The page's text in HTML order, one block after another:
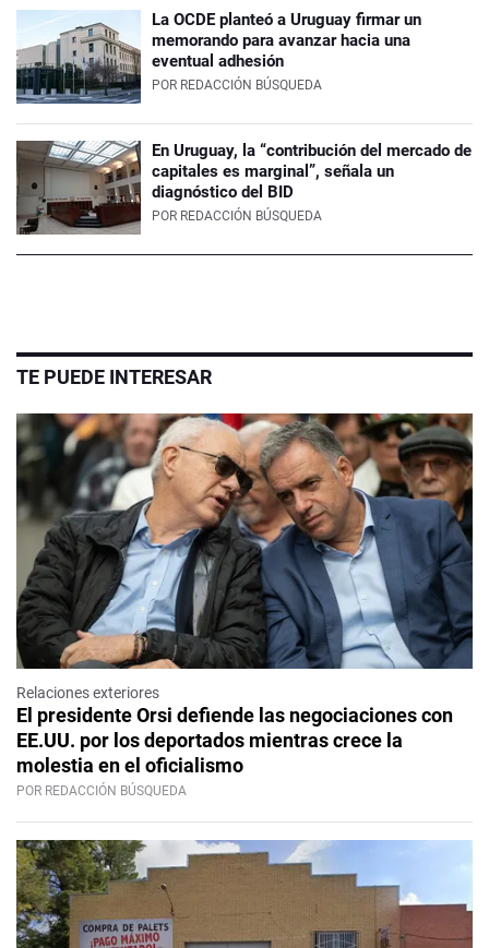
La OCDE planteó a Uruguay firmar un
memorando para avanzar hacia una
eventual adhesión
POR REDACCIÓN BÚSQUEDA
En Uruguay, la “contribución del mercado de
capitales es marginal”, señala un
diagnóstico del BID
POR REDACCIÓN BÚSQUEDA
TE PUEDE INTERESAR
Relaciones exteriores
El presidente Orsi defiende las negociaciones con
EE.UU. por los deportados mientras crece la
molestia en el oficialismo
POR REDACCIÓN BÚSQUEDA